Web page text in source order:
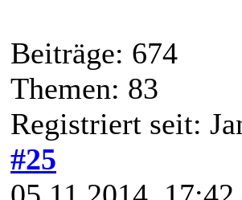
Beiträge: 674
Themen: 83
Registriert seit:
#25